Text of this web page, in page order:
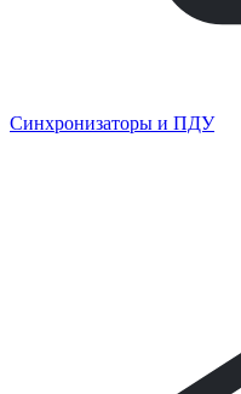
Синхронизаторы и ПДУ